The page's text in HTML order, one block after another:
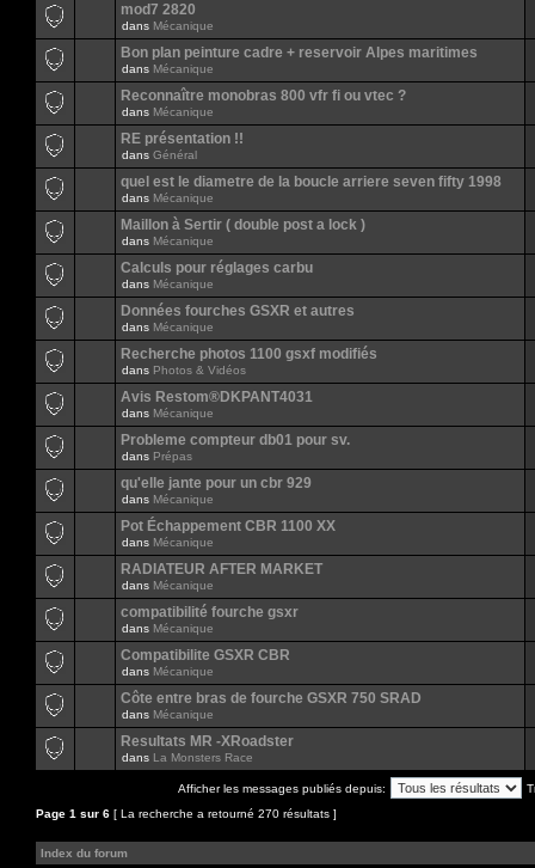
mod7 2820
dans Mécanique
Bon plan peinture cadre + reservoir Alpes maritimes
dans Mécanique
Reconnaître monobras 800 vfr fi ou vtec ?
dans Mécanique
RE présentation !!
dans Général
quel est le diametre de la boucle arriere seven fifty 1998
dans Mécanique
Maillon à Sertir ( double post a lock )
dans Mécanique
Calculs pour réglages carbu
dans Mécanique
Données fourches GSXR et autres
dans Mécanique
Recherche photos 1100 gsxf modifiés
dans Photos & Vidéos
Avis Restom®DKPANT4031
dans Mécanique
Probleme compteur db01 pour sv.
dans Prépas
qu'elle jante pour un cbr 929
dans Mécanique
Pot Échappement CBR 1100 XX
dans Mécanique
RADIATEUR AFTER MARKET
dans Mécanique
compatibilité fourche gsxr
dans Mécanique
Compatibilite GSXR CBR
dans Mécanique
Côte entre bras de fourche GSXR 750 SRAD
dans Mécanique
Resultats MR -XRoadster
dans La Monsters Race
Afficher les messages publiés depuis:
Page 1 sur 6 [ La recherche a retourné 270 résultats ]
Index du forum